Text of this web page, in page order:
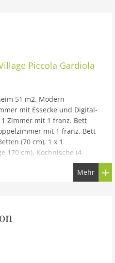
Piccola Gardiola
51 m2. Modern
mit Essecke und Digital-
1 Zimmer mit 1 franz. Bett
mit 1 franz. Bett
(70 cm), 1 x 1
170 cm). Kochnische (4
WC. Klimaanlage,
Babybett (extra).
mit kleinem
und überdachter
mit Dusche/WC.
mit 3 Betten.
Mehr